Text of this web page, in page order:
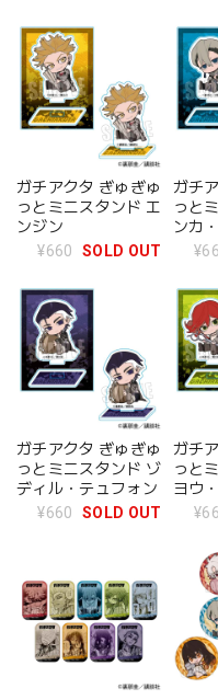
ガチアクタ ぎゅぎゅ
っとミニスタンド エ
ンジン
¥660
SOLD OUT
ガチ
っと
ンカ
ガチアクタ ぎゅぎゅ
っとミニスタンド ゾ
ディル・テュフォン
¥660
SOLD OUT
ガチ
っと
ヨウ